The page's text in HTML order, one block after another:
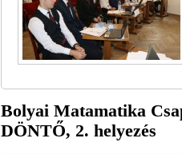
Bolyai Matamatika
DÖNTŐ, 2. helyezés